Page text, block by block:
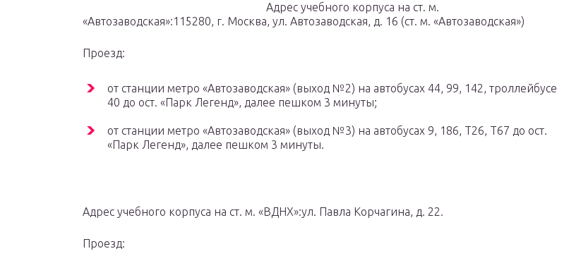
Адрес учебного корпуса на ст. м.
«Автозаводская»:115280, г. Москва, ул. Автозаводская, д. 16 (ст. м. «Автозаводская»)
Проезд:
от станции метро «Автозаводская» (выход №2) на автобусах 44, 99, 142, троллейбусе
40 до ост. «Парк Легенд», далее пешком 3 минуты;
от станции метро «Автозаводская» (выход №3) на автобусах 9, 186, Т26, Т67 до ост.
«Парк Легенд», далее пешком 3 минуты.
Адрес учебного корпуса на ст. м. «ВДНХ»:ул. Павла Корчагина, д. 22.
Проезд: